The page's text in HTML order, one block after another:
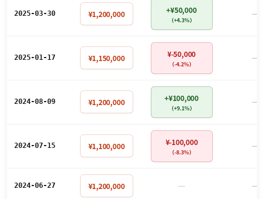
2025-03-30 ¥1,200,000 +¥50,000
（+4.3%） －
2025-01-17 ¥1,150,000 ¥-50,000
（-4.2%） －
2024-08-09 ¥1,200,000 +¥100,000
（+9.1%） －
2024-07-15 ¥1,100,000 ¥-100,000
（-8.3%） －
2024-06-27 ¥1,200,000 － －